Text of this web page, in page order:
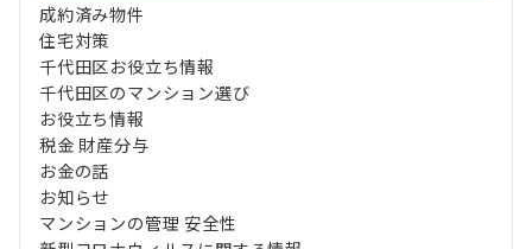
成約済み物件
住宅対策
千代田区お役立ち情報
千代田区のマンション選び
お役立ち情報
税金 財産分与
お金の話
お知らせ
マンションの管理 安全性